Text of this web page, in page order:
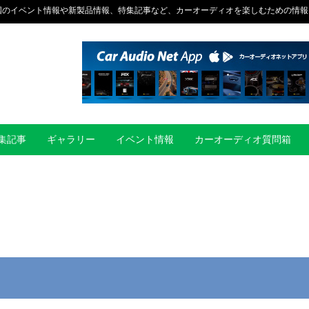
イベント情報や新製品情報、特集記事など、カーオーディオを楽しむための情
記事 ギャラリー イベント情報 カーオーディオ質問箱